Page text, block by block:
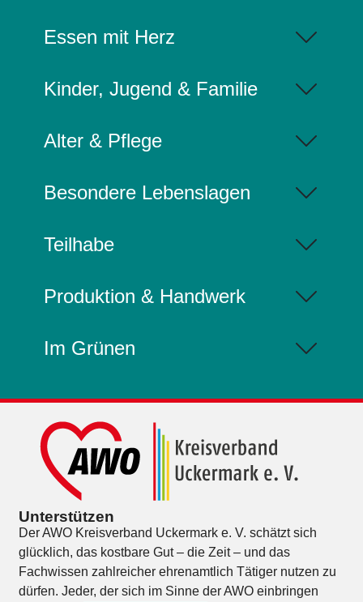
Essen mit Herz
Kinder, Jugend & Familie
Alter & Pflege
Besondere Lebenslagen
Teilhabe
Produktion & Handwerk
Im Grünen
Unterstützen
Der AWO Kreisverband Uckermark e. V. schätzt sich
glücklich, das kostbare Gut – die Zeit – und das
Fachwissen zahlreicher ehrenamtlich Tätiger nutzen zu
dürfen. Jeder, der sich im Sinne der AWO einbringen